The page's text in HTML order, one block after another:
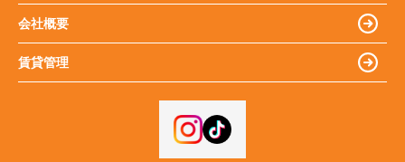
会社概要
賃貸管理